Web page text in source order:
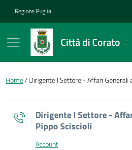
Regione Puglia
Città di Corato
Briciole di pane
Home Dirigente I Settore - Affari Generali
Dirigente I Settore -
Pippo Sciscioli
Account